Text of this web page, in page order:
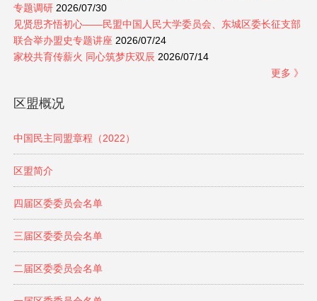
专题调研2026/07/30
见贤思齐悟初心——民盟中国人民大学委员会、东城区委长征支部
联合举办盟史专题讲座 2026/07/24
家校共育传薪火 同心筑梦庆双辰 2026/07/14
更多 》
区盟概况
中国民主同盟章程（2022）
区盟简介
四届区委委员会名单
三届区委委员会名单
二届区委委员会名单